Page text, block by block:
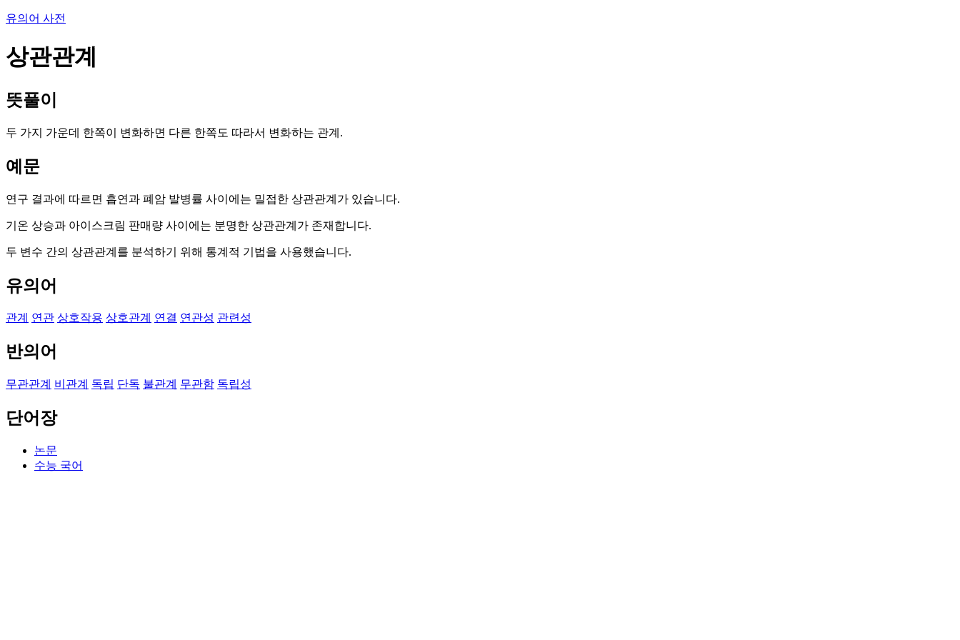
유의어 사전
상관관계
뜻풀이
두 가지 가운데 한쪽이 변화하면 다른 한쪽도 따라서 변화하는 관계.
예문
연구 결과에 따르면 흡연과 폐암 발병률 사이에는 밀접한 상관관계가 있습니다.
기온 상승과 아이스크림 판매량 사이에는 분명한 상관관계가 존재합니다.
두 변수 간의 상관관계를 분석하기 위해 통계적 기법을 사용했습니다.
유의어
관계 연관 상호작용 상호관계 연결 연관성 관련성
반의어
무관관계 비관계 독립 단독 불관계 무관함 독립성
단어장
논문
수능 국어